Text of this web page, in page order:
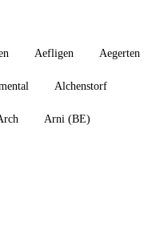
Aefligen Aegerten
Alchenstorf
Arni (BE)